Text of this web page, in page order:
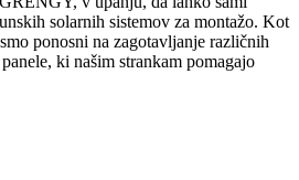
solarnih sistemov za montažo. Kot
ponosni na zagotavljanje različnih
ki našim strankam pomagajo